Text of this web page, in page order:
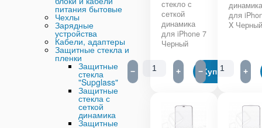
питания бытовые
Чехлы
Зарядные
устройства
Кабели, адаптеры
Защитные стекла и
пленки
Защитные
стекла
"Supglass"
Защитные
стекла с
сеткой
динамика
Защитные
стекло с
сеткой
динамика
для iPhone 7
Черный
− + Купить
для
X
− +